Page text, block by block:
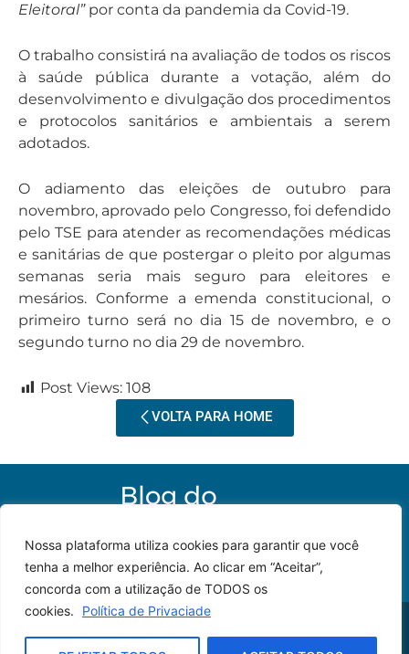
Nossa plataforma utiliza cookies para garantir que você
tenha a melhor experiência. Ao clicar em “Aceitar”,
concorda com a utilização de TODOS os
cookies.
Política de Privaciade
Eleitoral” por conta da pandemia da Covid-19.
O trabalho consistirá na avaliação de todos os riscos
à saúde pública durante a votação, além do
desenvolvimento e divulgação dos procedimentos
e protocolos sanitários e ambientais a serem
adotados.
O adiamento das eleições de outubro para
novembro, aprovado pelo Congresso, foi defendido
pelo TSE para atender as recomendações médicas
e sanitárias de que postergar o pleito por algumas
semanas seria mais seguro para eleitores e
mesários. Conforme a emenda constitucional, o
primeiro turno será no dia 15 de novembro, e o
segundo turno no dia 29 de novembro.
Post Views: 108
VOLTA PARA HOME